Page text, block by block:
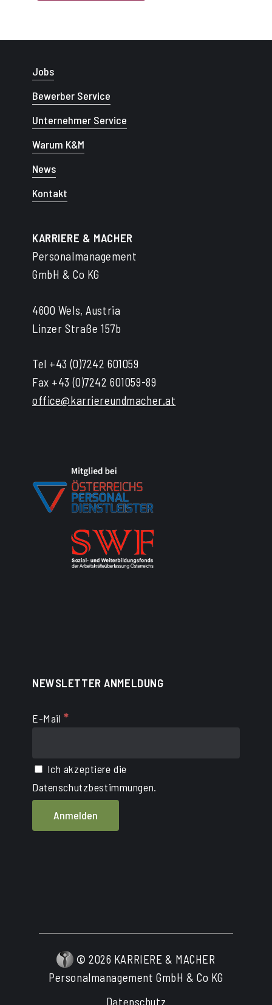
Jobs
Bewerber Service
Unternehmer Service
Warum K&M
News
Kontakt
KARRIERE & MACHER
Personalmanagement
GmbH & Co KG
4600 Wels, Austria
Linzer Straße 157b
Tel +43 (0)7242 601059
Fax +43 (0)7242 601059-89
office@karriereundmacher.at
NEWSLETTER ANMELDUNG
E-Mail *
Ich akzeptiere die
Datenschutzbestimmungen.
©2026 KARRIERE & MACHER
Personalmanagement GmbH & Co KG
Datenschutz